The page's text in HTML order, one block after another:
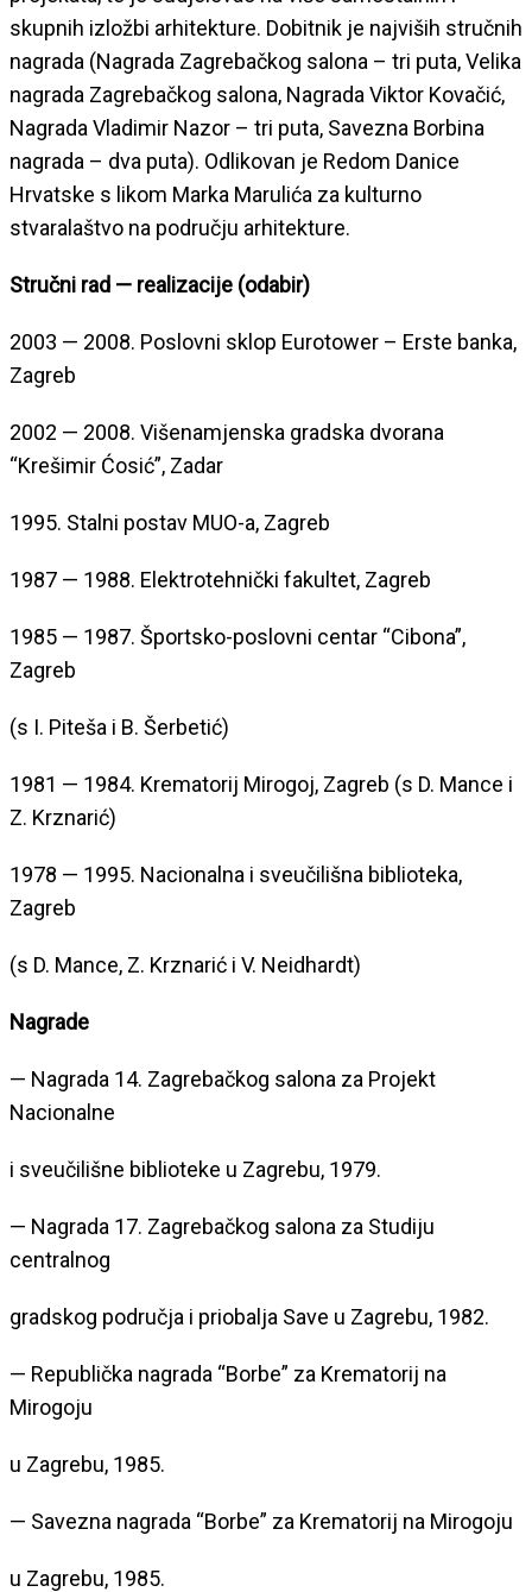
skupnih izložbi arhitekture. Dobitnik je najviših stručnih
nagrada (Nagrada Zagrebačkog salona – tri puta, Velika
nagrada Zagrebačkog salona, Nagrada Viktor Kovačić,
Nagrada Vladimir Nazor – tri puta, Savezna Borbina
nagrada – dva puta). Odlikovan je Redom Danice
Hrvatske s likom Marka Marulića za kulturno
stvaralaštvo na području arhitekture.
Stručni rad — realizacije (odabir)
2003 — 2008. Poslovni sklop Eurotower – Erste banka,
Zagreb
2002 — 2008. Višenamjenska gradska dvorana
“Krešimir Ćosić”, Zadar
1995. Stalni postav MUO-a, Zagreb
1987 — 1988. Elektrotehnički fakultet, Zagreb
1985 — 1987. Športsko-poslovni centar “Cibona”,
Zagreb
(s I. Piteša i B. Šerbetić)
1981 — 1984. Krematorij Mirogoj, Zagreb (s D. Mance i
Z. Krznarić)
1978 — 1995. Nacionalna i sveučilišna biblioteka,
Zagreb
(s D. Mance, Z. Krznarić i V. Neidhardt)
Nagrade
— Nagrada 14. Zagrebačkog salona za Projekt
Nacionalne
i sveučilišne biblioteke u Zagrebu, 1979.
— Nagrada 17. Zagrebačkog salona za Studiju
centralnog
gradskog područja i priobalja Save u Zagrebu, 1982.
— Republička nagrada “Borbe” za Krematorij na
Mirogoju
u Zagrebu, 1985.
— Savezna nagrada “Borbe” za Krematorij na Mirogoju
u Zagrebu, 1985.